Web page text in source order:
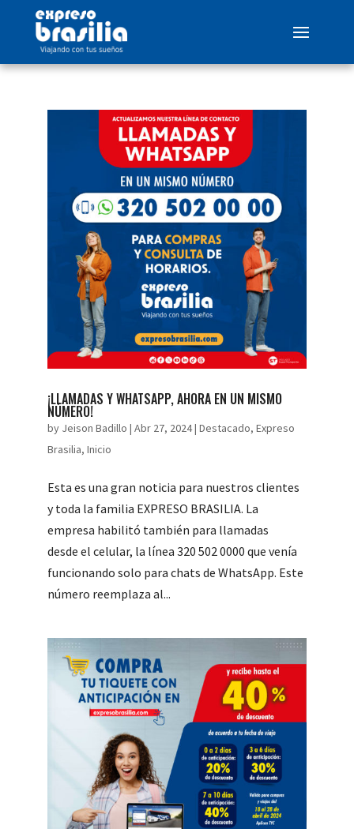
¡LLAMADAS Y WHATSAPP, AHORA​ EN UN MISMO
NÚMERO!
by Jeison Badillo | Abr 27, 2024| Destacado, Expreso
Brasilia, Inicio
Esta es una gran noticia para nuestros clientes
y toda la familia EXPRESO BRASILIA. La
empresa habilitó también para llamadas
desde el celular, la línea 320 502 0000 que venía
funcionando solo para chats de WhatsApp. Este
número reemplaza al...